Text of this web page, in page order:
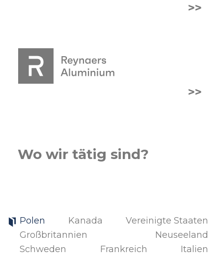
>>
>>
Wo wir tätig sind?
Polen Kanada
Vereinigte Staaten
Großbritannien
Neuseeland
Schweden
Frankreich
Italien